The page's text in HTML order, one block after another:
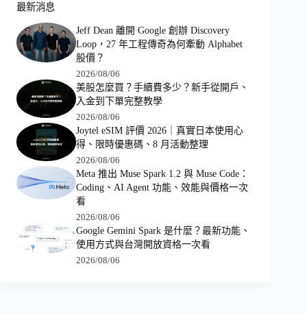
最新消息
Jeff Dean 離開 Google 創辦 Discovery
Loop，27 年工程傳奇為何牽動 Alphabet
股價？
2026/08/06
美股怎麼買？手續費多少？新手從開戶、
入金到下單完整教學
2026/08/06
Joytel eSIM 評價 2026｜真實日本使用心
得、限時優惠碼、8 月活動整理
2026/08/06
Meta 推出 Muse Spark 1.2 與 Muse Code：
Coding、AI Agent 功能、效能與價格一次
看
2026/08/06
Google Gemini Spark 是什麼？最新功能、
使用方式與台灣開放資格一次看
2026/08/06